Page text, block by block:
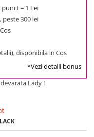
= 1 Lei
peste 300 lei
disponibila in Cos
*Vezi detalii bonus
Lady !